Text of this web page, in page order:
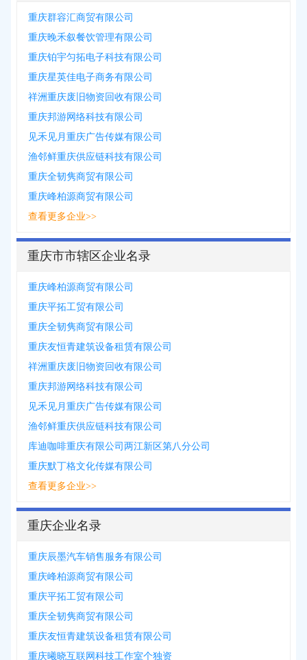
重庆群容汇商贸有限公司
重庆晚禾叙餐饮管理有限公司
重庆铂宇匀拓电子科技有限公司
重庆星英佳电子商务有限公司
祥洲重庆废旧物资回收有限公司
重庆邦游网络科技有限公司
见禾见月重庆广告传媒有限公司
渔邻鲜重庆供应链科技有限公司
重庆全韧隽商贸有限公司
重庆峰柏源商贸有限公司
查看更多企业>>
重庆市市辖区企业名录
重庆峰柏源商贸有限公司
重庆平拓工贸有限公司
重庆全韧隽商贸有限公司
重庆友恒青建筑设备租赁有限公司
祥洲重庆废旧物资回收有限公司
重庆邦游网络科技有限公司
见禾见月重庆广告传媒有限公司
渔邻鲜重庆供应链科技有限公司
库迪咖啡重庆有限公司两江新区第八分公司
重庆默丁格文化传媒有限公司
查看更多企业>>
重庆企业名录
重庆辰墨汽车销售服务有限公司
重庆峰柏源商贸有限公司
重庆平拓工贸有限公司
重庆全韧隽商贸有限公司
重庆友恒青建筑设备租赁有限公司
重庆曦晓互联网科技工作室个独资